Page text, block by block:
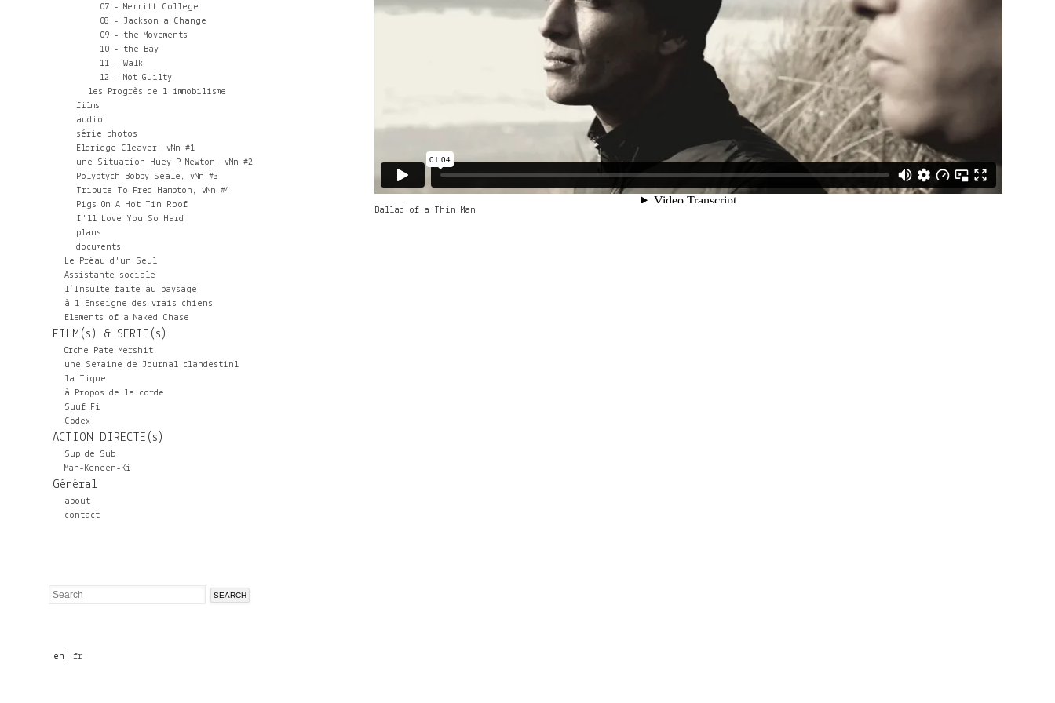
07 - Merritt College
08 - Jackson a Change
09 - the Movements
10 - the Bay
11 - Walk
12 - Not Guilty
les Progrès de l'immobilisme
films
audio
série photos
Eldridge Cleaver, vNn #1
une Situation Huey P Newton, vNn #2
Polyptych Bobby Seale, vNn #3
Tribute To Fred Hampton, vNn #4
Pigs On A Hot Tin Roof
I'll Love You So Hard
plans
documents
Le Préau d'un Seul
Assistante sociale
l’Insulte faite au paysage
à l'Enseigne des vrais chiens
Elements of a Naked Chase
FILM(s) & SERIE(s)
Orche Pate Mershit
une Semaine de Journal clandestin1
la Tique
à Propos de la corde
Suuf Fi
Codex
ACTION DIRECTE(s)
Sup de Sub
Man-Keneen-Ki
Général
about
contact
Ballad of a Thin Man
Search
en fr